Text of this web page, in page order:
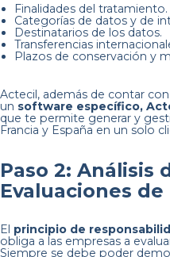
Finalidades del tratamiento.
Categorías de datos y de
Destinatarios de los datos.
Transferencias
Plazos de conservación y
Actecil, además de contar
un software específico,
que te permite generar y
Francia y España en un solo
Paso 2: Análisis
Evaluaciones
El principio de
obliga a las empresas a
Siempre se debe poder